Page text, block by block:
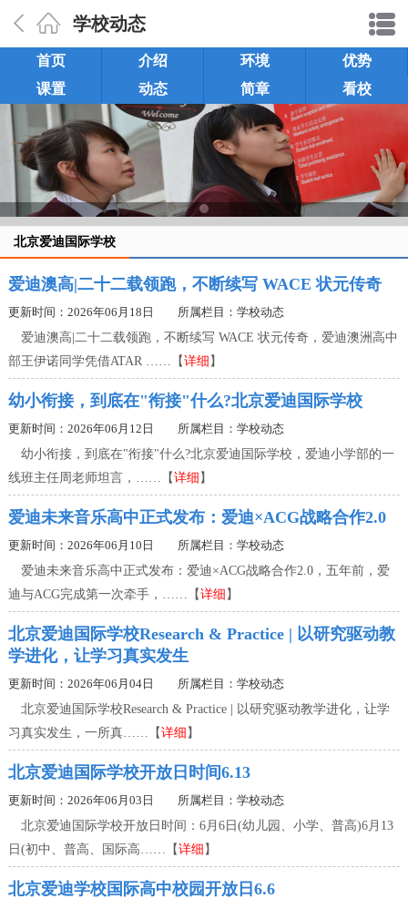
学校动态
首页 介绍 环境
优势
课置
动态 简章 看校
北京爱迪国际学校
爱迪澳高|二十二载领跑，不断续写 WACE 状元传奇
更新时间：2026年06月18日 所属栏目： 学校动态
爱迪澳高|二十二载领跑，不断续写 WACE 状元传奇，爱迪澳洲高中
部王伊诺同学凭借ATAR ……【详细 】
幼小衔接，到底在"衔接"什么?北京爱迪国际学校
更新时间：2026年06月12日 所属栏目： 学校动态
幼小衔接，到底在"衔接"什么?北京爱迪国际学校，爱迪小学部的一
线班主任周老师坦言，……【详细 】
爱迪未来音乐高中正式发布：爱迪×ACG战略合作2.0
更新时间：2026年06月10日 所属栏目： 学校动态
爱迪未来音乐高中正式发布：爱迪×ACG战略合作2.0，五年前，爱
迪与ACG完成第一次牵手，……【详细 】
北京爱迪国际学校Research & Practice | 以研究驱动教
学进化，让学习真实发生
更新时间：2026年06月04日 所属栏目： 学校动态
北京爱迪国际学校Research & Practice | 以研究驱动教学进化，让学
习真实发生，一所真……【详细 】
北京爱迪国际学校开放日时间6.13
更新时间：2026年06月03日 所属栏目： 学校动态
北京爱迪国际学校开放日时间：6月6日(幼儿园、小学、普高)6月13
日(初中、普高、国际高……【详细 】
北京爱迪学校国际高中校园开放日6.6